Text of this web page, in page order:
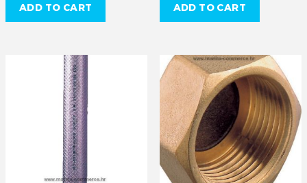
ADD TO CART ADD TO CART